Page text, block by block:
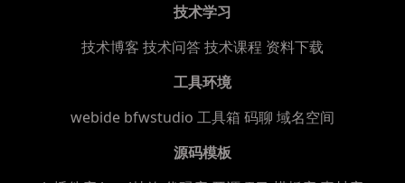
技术学习
技术博客 技术问答技术课程 资料下载
工具环境
webide bfwstudio 工具箱 码聊 域名空间
源码模板